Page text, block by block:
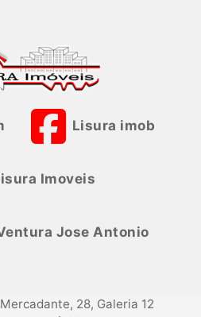
Lisura imob
Imoveis
Jose Antonio
28, Galeria 12